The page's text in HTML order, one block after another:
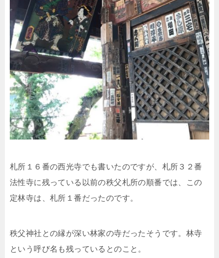
札所１６番の西光寺でも書いたのですが、札所３２番
法性寺に残っている以前の秩父札所の順番では、この
定林寺は、札所１番だったのです。
秩父神社との縁が深い林家の寺だったそうです。林寺
という呼び名も残っているとのこと。